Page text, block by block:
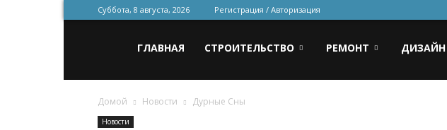
Суббота, 8 августа, 2026 Регистрация / Авторизация
для
ГЛАВНАЯ СТРОИТЕЛЬСТВО РЕМОНТ ДИЗАЙН
Домой Новости Дурные Сны
Новости